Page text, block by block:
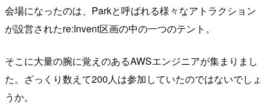
会場になったのは、Parkと呼ばれる様々なアトラクション
が設営されたre:Invent区画の中の一つのテント。
そこに大量の腕に覚えのあるAWSエンジニアが集まりまし
た。ざっくり数えて200人は参加していたのではないでしょ
うか。